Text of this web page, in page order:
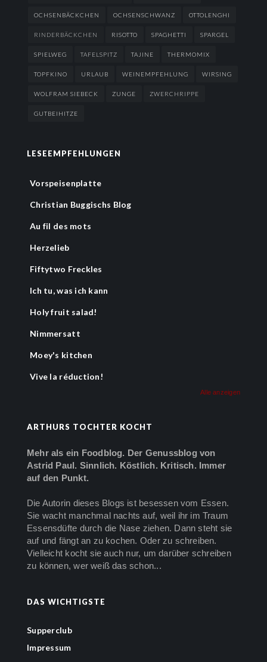
OCHSENBÄCKCHEN OCHSENSCHWANZ OTTOLENGHI
RINDERBÄCKCHEN RISOTTO SPAGHETTI SPARGEL
SPIELWEG TAFELSPITZ TAJINE THERMOMIX
TOPFKINO URLAUB WEINEMPFEHLUNG WIRSING
WOLFRAM SIEBECK ZUNGE ZWERCHRIPPE
GUTBEIHITZE
LESEEMPFEHLUNGEN
Vorspeisenplatte
Christian Buggischs Blog
Au fil des mots
Herzelieb
Fiftytwo Freckles
Ich tu, was ich kann
Holy fruit salad!
Nimmersatt
Moey's kitchen
Vive la réduction!
Alle anzeigen
ARTHURS TOCHTER KOCHT
Mehr als ein Foodblog. Der Genussblog von
Astrid Paul. Sinnlich. Köstlich. Kritisch. Immer
auf den Punkt.
Die Autorin dieses Blogs ist besessen vom Essen.
Sie wacht manchmal nachts auf, weil ihr im Traum
Essensdüfte durch die Nase ziehen. Dann steht sie
auf und fängt an zu kochen. Oder zu schreiben.
Vielleicht kocht sie auch nur, um darüber schreiben
zu können, wer weiß das schon...
DAS WICHTIGSTE
Supperclub
Impressum